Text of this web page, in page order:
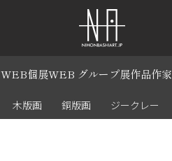
WEB個展WEB グループ展作品作家
木版画 銅版画 ジークレー